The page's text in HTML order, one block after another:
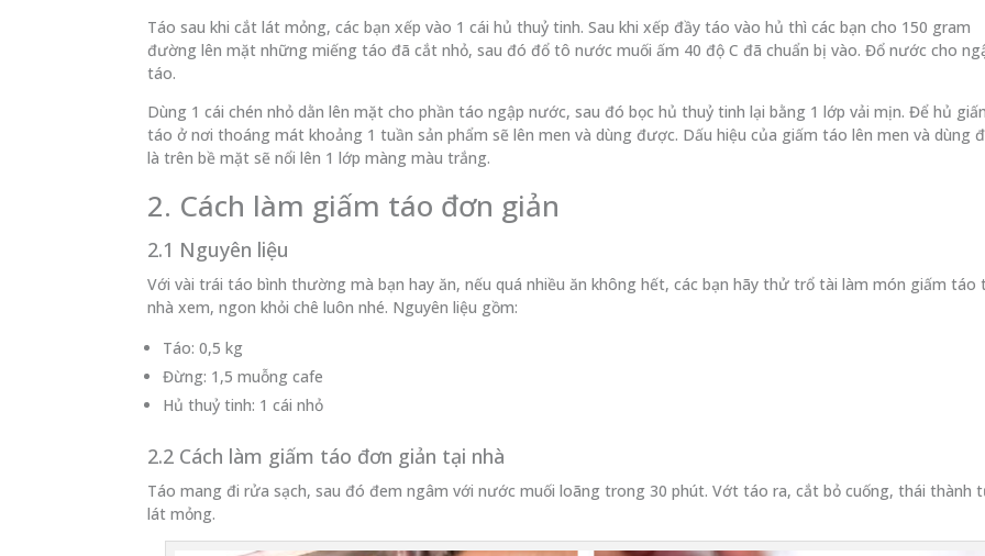
Táo sau khi cắt lát mỏng, các bạn xếp vào 1 cái hủ thuỷ tinh. Sau khi xếp đầy táo vào hủ thì các bạn cho 150 gram
đường lên mặt những miếng táo đã cắt nhỏ, sau đó đổ tô nước muối ấm 40 độ C đã chuẩn bị vào. Đổ nước cho
táo.
Dùng 1 cái chén nhỏ dằn lên mặt cho phần táo ngập nước, sau đó bọc hủ thuỷ tinh lại bằng 1 lớp vải mịn. Để hủ
táo ở nơi thoáng mát khoảng 1 tuần sản phẩm sẽ lên men và dùng được. Dấu hiệu của giấm táo lên men và dùng
là trên bề mặt sẽ nổi lên 1 lớp màng màu trắng.
2. Cách làm giấm táo đơn giản
2.1 Nguyên liệu
Với vài trái táo bình thường mà bạn hay ăn, nếu quá nhiều ăn không hết, các bạn hãy thử trổ tài làm món giấm táo
nhà xem, ngon khỏi chê luôn nhé. Nguyên liệu gồm:
Táo: 0,5 kg
Đừng: 1,5 muỗng cafe
Hủ thuỷ tinh: 1 cái nhỏ
2.2 Cách làm giấm táo đơn giản tại nhà
Táo mang đi rửa sạch, sau đó đem ngâm với nước muối loãng trong 30 phút. Vớt táo ra, cắt bỏ cuống, thái thành
lát mỏng.